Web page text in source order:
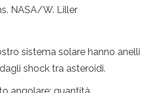
NASA/W. Liller
sistema solare hanno anelli
shock tra asteroidi.